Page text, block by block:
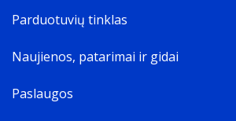
Parduotuvių tinklas
Naujienos, patarimai ir gidai
Paslaugos